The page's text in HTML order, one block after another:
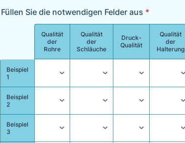
Füllen Sie die notwendigen Felder aus *
Qualität
der
Rohre
Qualität
der
Schläuche
Druck-
Qualität
Qualität
der
Halterung
Beispiel
1
Beispiel
2
Beispiel
3